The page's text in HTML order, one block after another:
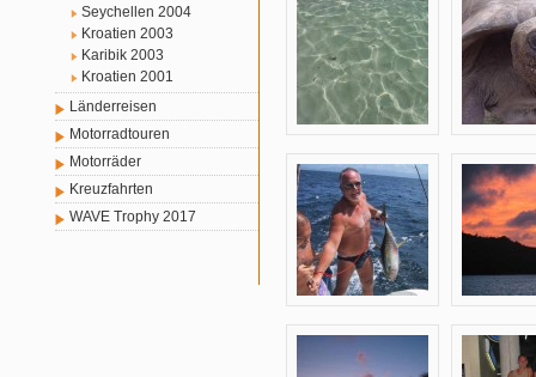
Seychellen 2004
Kroatien 2003
Karibik 2003
Kroatien 2001
Länderreisen
Motorradtouren
Motorräder
Kreuzfahrten
WAVE Trophy 2017